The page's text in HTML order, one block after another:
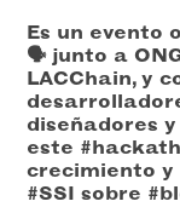
Es un evento
🗣️ junto a
LACChain, y
diseñadores
este
crecimiento y
#SSI sobre